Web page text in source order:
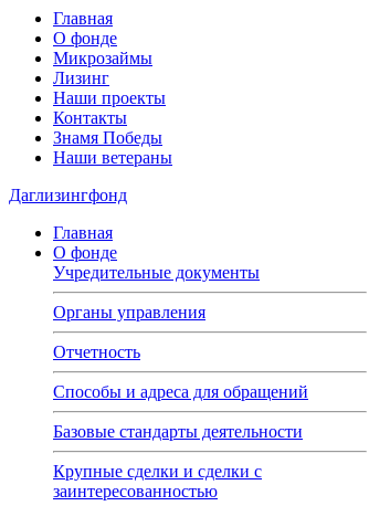
Главная
О фонде
Микрозаймы
Лизинг
Наши проекты
Контакты
Знамя Победы
Наши ветераны
Даглизингфонд
Главная
О фонде
Учредительные документы
Органы управления
Отчетность
Способы и адреса для обращений
Базовые стандарты деятельности
Крупные сделки и сделки с
заинтересованностью